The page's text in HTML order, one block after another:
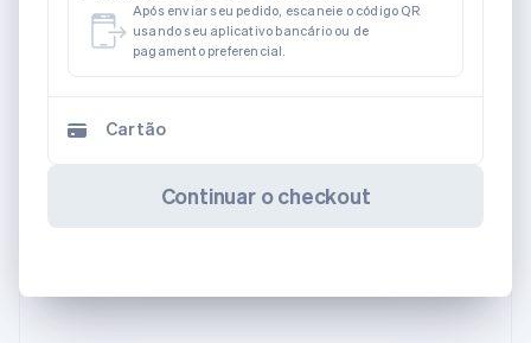
Após enviar seu pedido, escaneie o código QR
usando seu aplicativo bancário ou de
pagamento preferencial.
Cartão
Continuar o checkout